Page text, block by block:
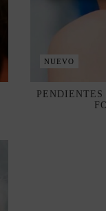
NUEVO
PENDIENTES